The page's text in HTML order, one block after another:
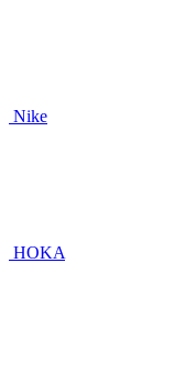
Nike
HOKA